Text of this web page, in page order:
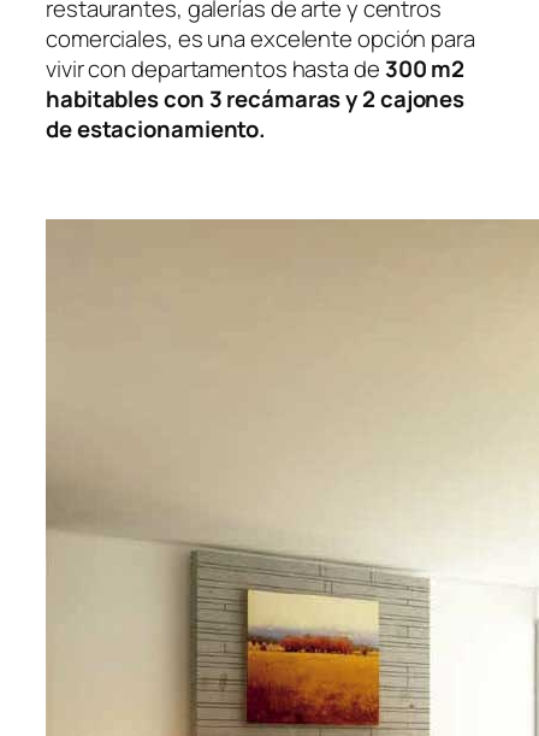
restaurantes, galerías de arte y centros
comerciales, es una excelente opción para
vivir con departamentos hasta de 300 m2
habitables con 3 recámaras y 2 cajones
de estacionamiento.